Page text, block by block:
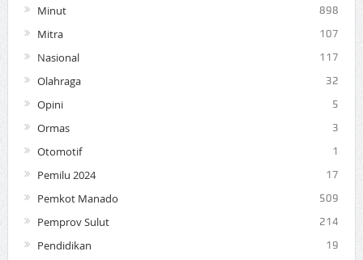
Minut 898
Mitra 107
Nasional 117
Olahraga 32
Opini 5
Ormas 3
Otomotif 1
Pemilu 2024 17
Pemkot Manado 509
Pemprov Sulut 214
Pendidikan 19